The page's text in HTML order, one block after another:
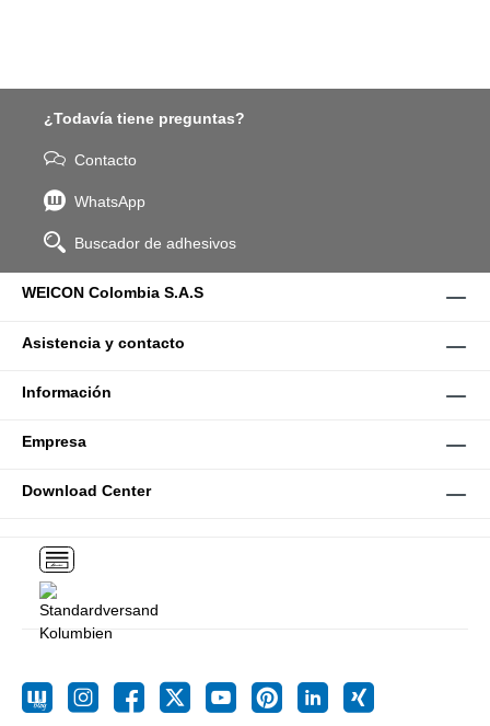
¿Todavía tiene preguntas?
Contacto
WhatsApp
Buscador de adhesivos
WEICON Colombia S.A.S
Asistencia y contacto
Información
Empresa
Download Center